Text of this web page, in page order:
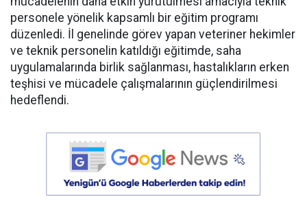
personele yönelik kapsamlı bir eğitim programı
düzenledi. İl genelinde görev yapan veteriner hekimler
ve teknik personelin katıldığı eğitimde, saha
uygulamalarında birlik sağlanması, hastalıkların erken
teşhisi ve mücadele çalışmalarının güçlendirilmesi
hedeflendi.